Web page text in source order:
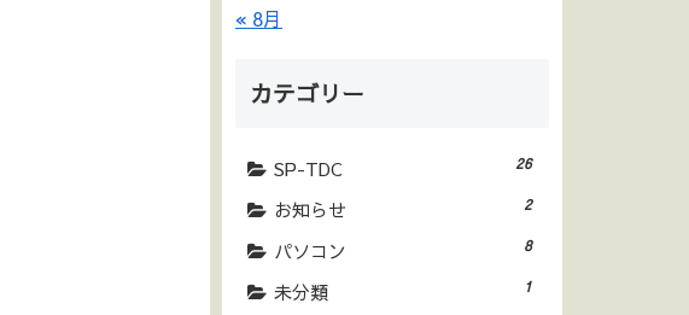
« 8月
カテゴリー
SP-TDC 26
お知らせ 2
パソコン 8
未分類 1